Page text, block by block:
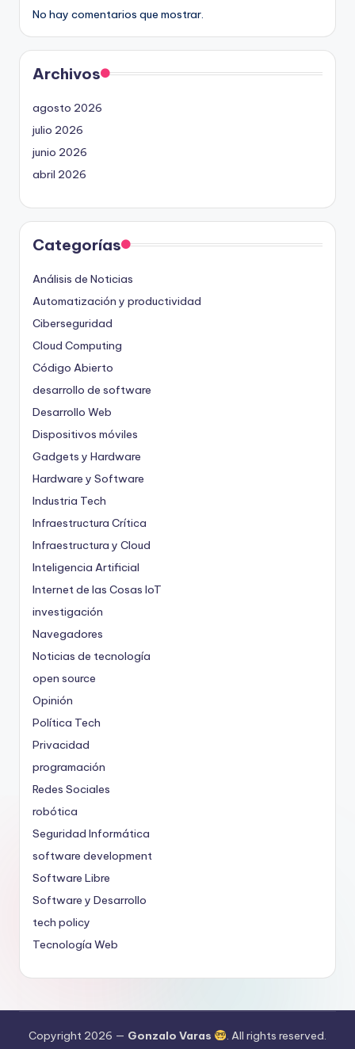
No hay comentarios que mostrar.
Archivos
agosto 2026
julio 2026
junio 2026
abril 2026
Categorías
Análisis de Noticias
Automatización y productividad
Ciberseguridad
Cloud Computing
Código Abierto
desarrollo de software
Desarrollo Web
Dispositivos móviles
Gadgets y Hardware
Hardware y Software
Industria Tech
Infraestructura Crítica
Infraestructura y Cloud
Inteligencia Artificial
Internet de las Cosas IoT
investigación
Navegadores
Noticias de tecnología
open source
Opinión
Política Tech
Privacidad
programación
Redes Sociales
robótica
Seguridad Informática
software development
Software Libre
Software y Desarrollo
tech policy
Tecnología Web
Copyright 2026 — Gonzalo Varas
. All rights reserved.